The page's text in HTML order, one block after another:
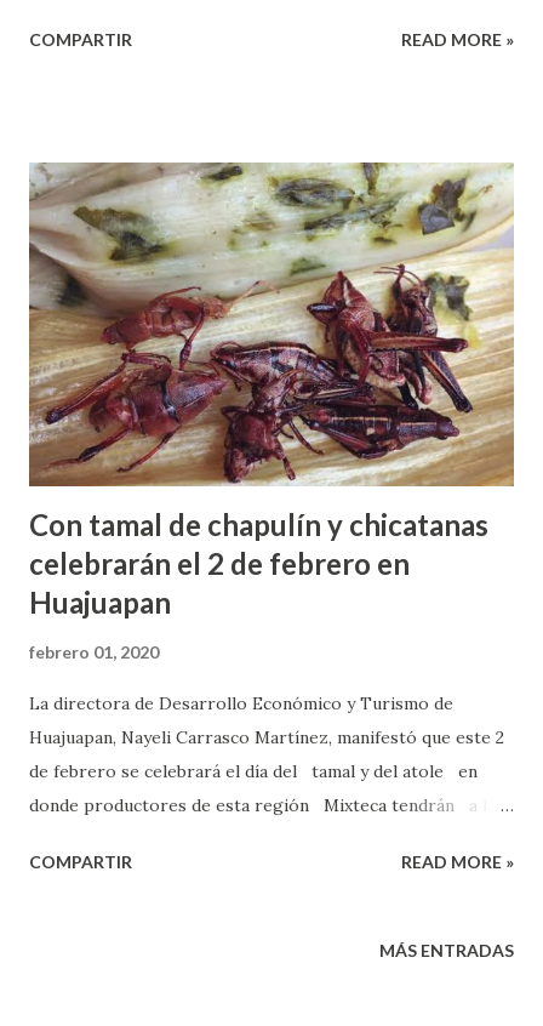
telesecundarias en la colonia Niños Héroes de la misma
sindical para exigir al titular de esta dependencia en la
región Mixteca intervenga, pues, desde el arranque del
ciclo escolar 2019-2020 se instaló una escuela de nivel
telesecundaria que es atendida por dos maestras de la
Sección 22 y que no está autorizadas por el IEEPO ni la
CNTE. En este sentido, Ignacio Hernández Rivera ,
representante sec de la Sección 22 en Huajuapan, indicó que
los docentes del nivel de Telesecundarias acudieron a estas
ofici...
COMPARTIR READ MORE »
Con tamal de chapulín y chicatanas
celebrarán el 2 de febrero en
Huajuapan
febrero 01, 2020
La directora de Desarrollo Económico y Turismo de
Huajuapan, Nayeli Carrasco Martínez, manifestó que este 2
de febrero se celebrará el día del tamal y del atole en
donde productores de esta región Mixteca tendrán a la
atole de pitaya. Indicó que con la finalidad de incentivar la
esta celebración el día del tamal, en donde se podrán
COMPARTIR READ MORE »
MÁS ENTRADAS